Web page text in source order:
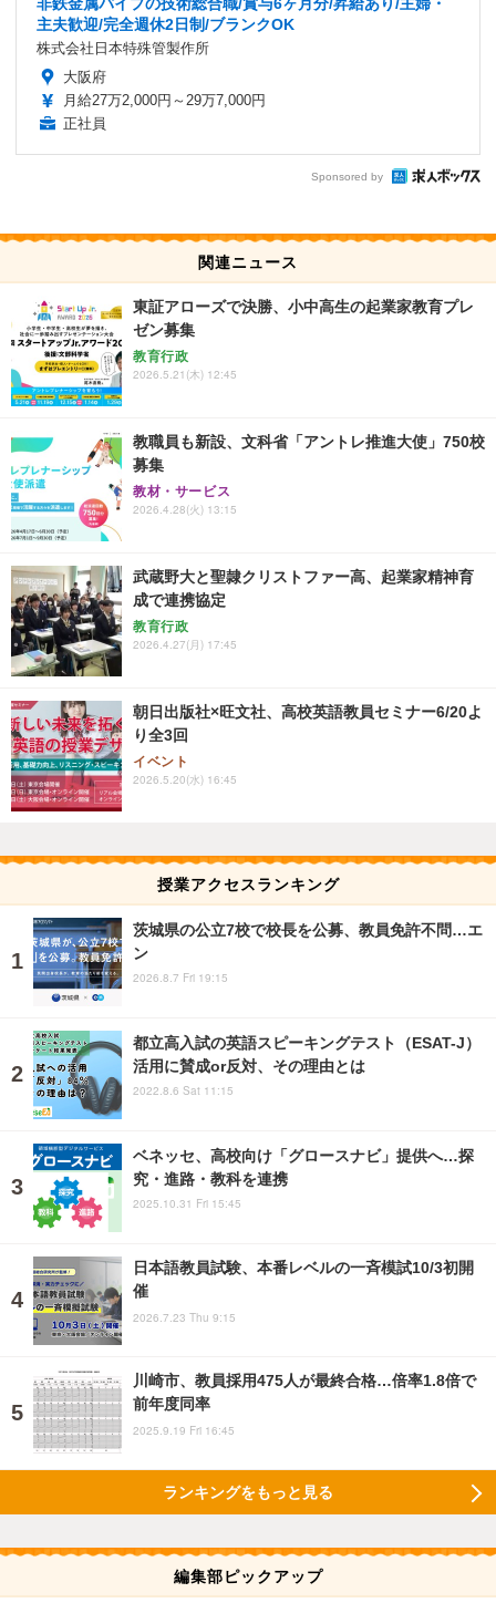
非鉄金属パイプの技術総合職/賞与6ヶ月分/昇給あり/主婦・
主夫歓迎/完全週休2日制/ブランクOK
株式会社日本特殊管製作所
大阪府
月給27万2,000円～29万7,000円
正社員
Sponsored by
関連ニュース
東証アローズで決勝、小中高生の起業家教育プレ
ゼン募集
教育行政
2026.5.21(木) 12:45
教職員も新設、文科省「アントレ推進大使」750校
募集
教材・サービス
2026.4.28(火) 13:15
武蔵野大と聖隷クリストファー高、起業家精神育
成で連携協定
教育行政
2026.4.27(月) 17:45
朝日出版社×旺文社、高校英語教員セミナー6/20よ
り全3回
イベント
2026.5.20(水) 16:45
授業アクセスランキング
茨城県の公立7校で校長を公募、教員免許不問…エ
ン
2026.8.7 Fri 19:15
都立高入試の英語スピーキングテスト（ESAT-J）
活用に賛成or反対、その理由とは
2022.8.6 Sat 11:15
ベネッセ、高校向け「グロースナビ」提供へ…探
究・進路・教科を連携
2025.10.31 Fri 15:45
日本語教員試験、本番レベルの一斉模試10/3初開
催
2026.7.23 Thu 9:15
川崎市、教員採用475人が最終合格…倍率1.8倍で
前年度同率
2025.9.19 Fri 16:45
ランキングをもっと見る
編集部ピックアップ